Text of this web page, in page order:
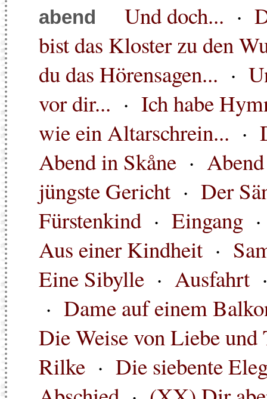
abend Und doch... ·
bist das Kloster zu den
du das Hörensagen... ·
vor dir... · Ich habe
wie ein Altarschrein... ·
Abend in Skåne · Abend
jüngste Gericht · Der
Fürstenkind · Eingang
Aus einer Kindheit ·
Eine Sibylle · Ausfahrt
· Dame auf einem
Die Weise von Liebe und
Rilke · Die siebente